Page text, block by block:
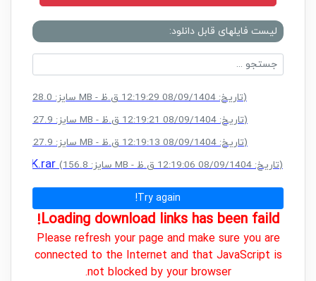
لیست فایلهای قابل دانلود:
(سایز: 328.0 MB - تاریخ: 08/09/1404 12:19:29 ق.ظ)
(سایز: 327.9 MB - تاریخ: 08/09/1404 12:19:21 ق.ظ)
(سایز: 327.9 MB - تاریخ: 08/09/1404 12:19:13 ق.ظ)
(سایز: 156.8 MB - تاریخ: 08/09/1404 12:19:06 ق.ظ)
Try again!
Loading download links has been faild!
Please refresh your page and make sure you are
connected to the Internet and that JavaScript is
not blocked by your browser.